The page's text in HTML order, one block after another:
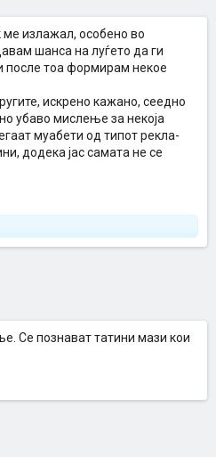
ме излажал, особено во
шанса на луѓето да ги
после тоа формирам некое
искрено кажано, сеедно
убаво мислење за некоја
муабети од типот рекла-
додека јас самата не се
Се познават татини мази кои